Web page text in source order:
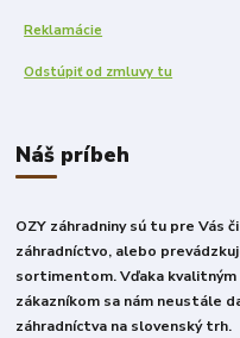
Reklamácie
Odstúpiť od zmluvy tu
Náš príbeh
OZY záhradniny sú tu pre Vás
záhradníctvo, alebo
sortimentom. Vďaka
zákazníkom sa nám neustále
záhradníctva na slovenský trh.